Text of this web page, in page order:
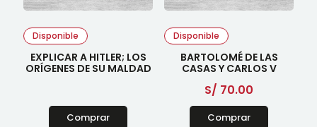
Disponible
EXPLICAR A HITLER; LOS
ORÍGENES DE SU MALDAD
Comprar
Disponible
BARTOLOMÉ DE LAS
CASAS Y CARLOS V
S/ 70.00
Comprar